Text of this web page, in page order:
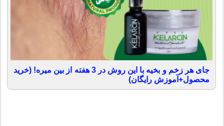
جای هر زخم و بخیه با این روش در 3 هفته از بین میره! (خرید
محصول+آموزش رایگان)